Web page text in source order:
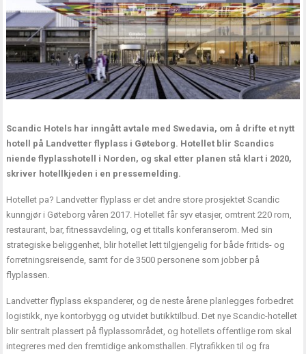
Scandic Hotels har inngått avtale med Swedavia, om å drifte et nytt
hotell på Landvetter flyplass i Gøteborg. Hotellet blir Scandics
niende flyplasshotell i Norden, og skal etter planen stå klart i 2020,
skriver hotellkjeden i en pressemelding.
Hotellet pa? Landvetter flyplass er det andre store prosjektet Scandic
kunngjør i Gøteborg våren 2017. Hotellet får syv etasjer, omtrent 220 rom,
restaurant, bar, fitnessavdeling, og et titalls konferanserom. Med sin
strategiske beliggenhet, blir hotellet lett tilgjengelig for både fritids- og
forretningsreisende, samt for de 3500 personene som jobber på
flyplassen.
Landvetter flyplass ekspanderer, og de neste årene planlegges forbedret
logistikk, nye kontorbygg og utvidet butikktilbud. Det nye Scandic-hotellet
blir sentralt plassert på flyplassområdet, og hotellets offentlige rom skal
integreres med den fremtidige ankomsthallen. Flytrafikken til og fra